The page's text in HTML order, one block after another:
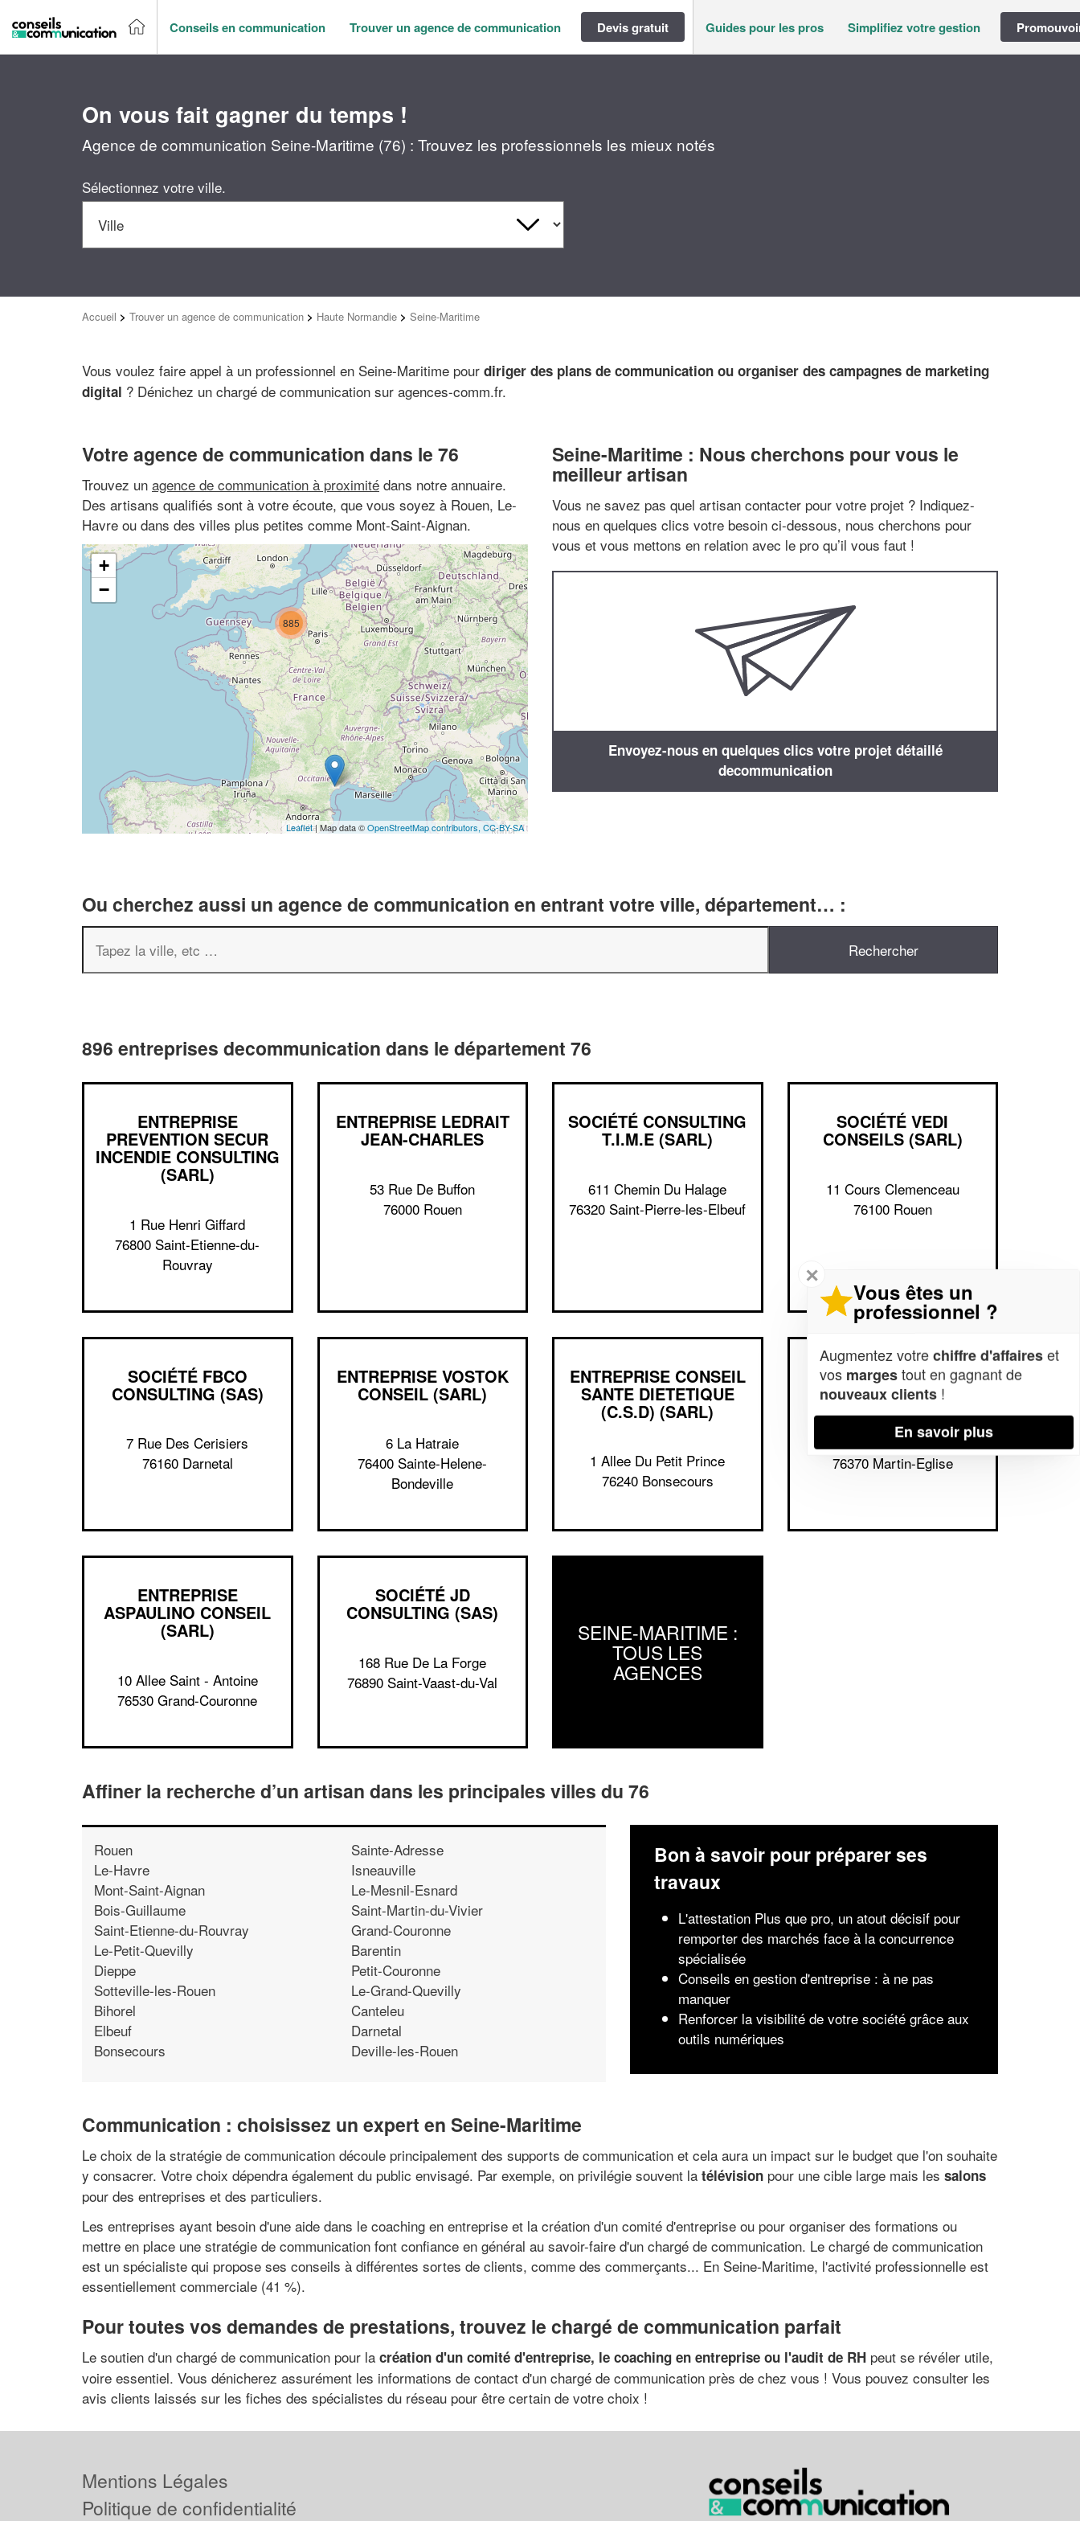
Conseils en communication Trouver un agence de communication Devis gratuit Guides pour les pros Simplifiez votre gestion
On vous fait gagner du temps !
Agence de communication Seine-Maritime (76) : Trouvez les professionnels les mieux notés
Sélectionnez votre ville.
Accueil > Trouver un agence de communication > Haute Normandie > Seine-Maritime
Vous voulez faire appel à un professionnel en Seine-Maritime pour diriger des plans de communication ou organiser des campagnes de marketing
digital ? Dénichez un chargé de communication sur agences-comm.fr.
Votre agence de communication dans le 76
Trouvez un agence de communication à proximité dans notre annuaire.
Des artisans qualifiés sont à votre écoute, que vous soyez à Rouen, Le-
Havre ou dans des villes plus petites comme Mont-Saint-Aignan.
885
+
−
Leaflet| Map data ©OpenStreetMap contributors, CC-BY-SA
Seine-Maritime : Nous cherchons pour vous le
meilleur artisan
Vous ne savez pas quel artisan contacter pour votre projet ? Indiquez-
nous en quelques clics votre besoin ci-dessous, nous cherchons pour
vous et vous mettons en relation avec le pro qu’il vous faut !
Envoyez-nous en quelques clics votre projet détaillé
decommunication
Ou cherchez aussi un agence de communication en entrant votre ville, département… :
896 entreprises decommunication dans le département 76
ENTREPRISE
PREVENTION SECUR
INCENDIE CONSULTING
(SARL)
1 Rue Henri Giffard
76800 Saint-Etienne-du-
Rouvray
ENTREPRISE LEDRAIT
JEAN-CHARLES
53 Rue De Buffon
76000 Rouen
SOCIÉTÉ CONSULTING
T.I.M.E (SARL)
611 Chemin Du Halage
76320 Saint-Pierre-les-Elbeuf
SOCIÉTÉ VEDI
CONSEILS (SARL)
11 Cours Clemenceau
76100 Rouen
SOCIÉTÉ FBCO
CONSULTING (SAS)
7 Rue Des Cerisiers
76160 Darnetal
ENTREPRISE VOSTOK
CONSEIL (SARL)
6 La Hatraie
76400 Sainte-Helene-
Bondeville
ENTREPRISE CONSEIL
SANTE DIETETIQUE
(C.S.D) (SARL)
1 Allee Du Petit Prince
76240 Bonsecours
SOCIÉTÉ CHRETIEN
MARTIN
10 Route De La Foret
76370 Martin-Eglise
ENTREPRISE
ASPAULINO CONSEIL
(SARL)
10 Allee Saint - Antoine
76530 Grand-Couronne
SOCIÉTÉ JD
CONSULTING (SAS)
168 Rue De La Forge
76890 Saint-Vaast-du-Val
SEINE-MARITIME :
TOUS LES
AGENCES
Affiner la recherche d’un artisan dans les principales villes du 76
Rouen
Le-Havre
Mont-Saint-Aignan
Bois-Guillaume
Saint-Etienne-du-Rouvray
Le-Petit-Quevilly
Dieppe
Sotteville-les-Rouen
Bihorel
Elbeuf
Bonsecours
Sainte-Adresse
Isneauville
Le-Mesnil-Esnard
Saint-Martin-du-Vivier
Grand-Couronne
Barentin
Petit-Couronne
Le-Grand-Quevilly
Canteleu
Darnetal
Deville-les-Rouen
Bon à savoir pour préparer ses
travaux
L'attestation Plus que pro, un atout décisif pour
remporter des marchés face à la concurrence
spécialisée
Conseils en gestion d'entreprise : à ne pas
manquer
Renforcer la visibilité de votre société grâce aux
outils numériques
Communication : choisissez un expert en Seine-Maritime
Le choix de la stratégie de communication découle principalement des supports de communication et cela aura un impact sur le budget que l'on souhaite
y consacrer. Votre choix dépendra également du public envisagé. Par exemple, on privilégie souvent la télévision pour une cible large mais les salons
pour des entreprises et des particuliers.
Les entreprises ayant besoin d'une aide dans le coaching en entreprise et la création d'un comité d'entreprise ou pour organiser des formations ou
mettre en place une stratégie de communication font confiance en général au savoir-faire d'un chargé de communication. Le chargé de communication
est un spécialiste qui propose ses conseils à différentes sortes de clients, comme des commerçants... En Seine-Maritime, l'activité professionnelle est
essentiellement commerciale (41 %).
Pour toutes vos demandes de prestations, trouvez le chargé de communication parfait
Le soutien d'un chargé de communication pour la création d'un comité d'entreprise, le coaching en entreprise ou l'audit de RH peut se révéler utile,
voire essentiel. Vous dénicherez assurément les informations de contact d'un chargé de communication près de chez vous ! Vous pouvez consulter les
avis clients laissés sur les fiches des spécialistes du réseau pour être certain de votre choix !
✕
Vous êtes un
professionnel ?
Augmentez votrechiffre d'affaireset
vos margestout en gagnant de
nouveaux clients !
En savoir plus
Mentions Légales
Politique de confidentialité